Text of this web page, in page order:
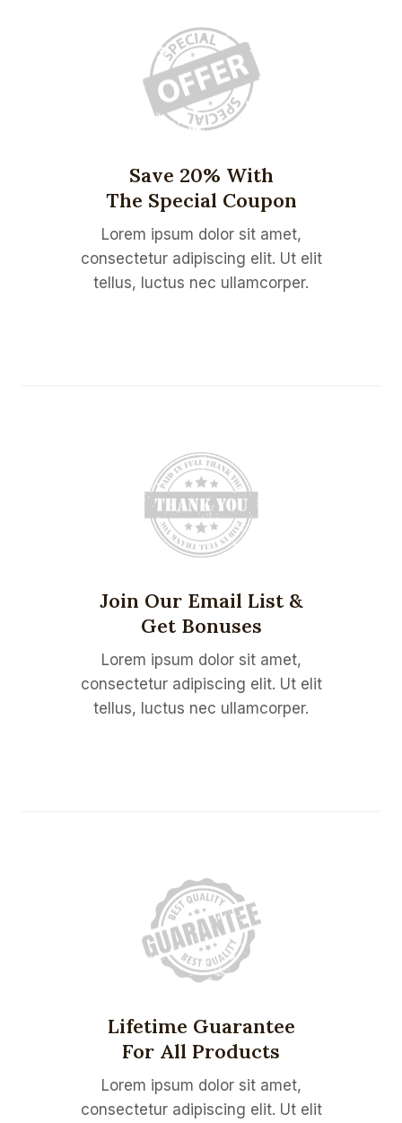
Save 20% With
The Special Coupon
Lorem ipsum dolor sit amet,
consectetur adipiscing elit. Ut elit
tellus, luctus nec ullamcorper.
Join Our Email List &
Get Bonuses
Lorem ipsum dolor sit amet,
consectetur adipiscing elit. Ut elit
tellus, luctus nec ullamcorper.
Lifetime Guarantee
For All Products
Lorem ipsum dolor sit amet,
consectetur adipiscing elit. Ut elit